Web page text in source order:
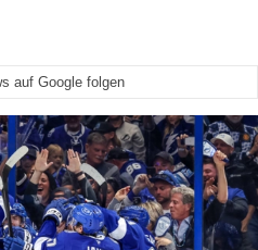
auf Google folgen